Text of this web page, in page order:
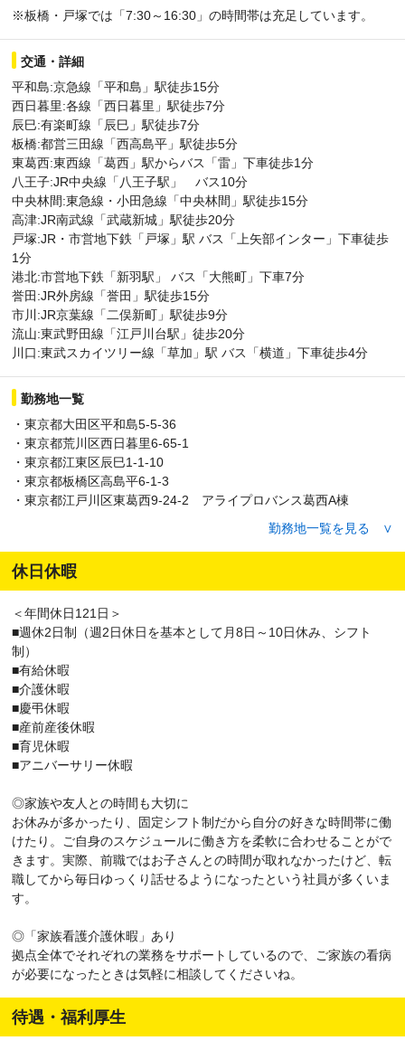
※板橋・戸塚では「7:30～16:30」の時間帯は充足しています。
交通・詳細
平和島:京急線「平和島」駅徒歩15分
西日暮里:各線「西日暮里」駅徒歩7分
辰巳:有楽町線「辰巳」駅徒歩7分
板橋:都営三田線「西高島平」駅徒歩5分
東葛西:東西線「葛西」駅からバス「雷」下車徒歩1分
八王子:JR中央線「八王子駅」 バス10分
中央林間:東急線・小田急線「中央林間」駅徒歩15分
高津:JR南武線「武蔵新城」駅徒歩20分
戸塚:JR・市営地下鉄「戸塚」駅 バス「上矢部インター」下車徒歩
1分
港北:市営地下鉄「新羽駅」 バス「大熊町」下車7分
誉田:JR外房線「誉田」駅徒歩15分
市川:JR京葉線「二俣新町」駅徒歩9分
流山:東武野田線「江戸川台駅」徒歩20分
川口:東武スカイツリー線「草加」駅 バス「横道」下車徒歩4分
勤務地一覧
・東京都大田区平和島5-5-36
・東京都荒川区西日暮里6-65-1
・東京都江東区辰巳1-1-10
・東京都板橋区高島平6-1-3
・東京都江戸川区東葛西9-24-2 アライプロバンス葛西A棟
・神奈川県川崎市高津区下野毛2-14-1
・神奈川県横浜市戸塚区上矢部町284ｰ12
・神奈川県横浜市都筑区川向町807
・千葉県千葉市緑区誉田町2丁目27-142-27-14
・千葉県市川市二俣678-55 ESR市川ディストリビューションセ
ンター
・千葉県流山市森のロジスティクスパーク2-55-１ ALFALINK流山6
・埼玉県川口市大字峯91-1
勤務地一覧を見る ∨
休日休暇
＜年間休日121日＞
■週休2日制（週2日休日を基本として月8日～10日休み、シフト
制）
■有給休暇
■介護休暇
■慶弔休暇
■産前産後休暇
■育児休暇
■アニバーサリー休暇
◎家族や友人との時間も大切に
お休みが多かったり、固定シフト制だから自分の好きな時間帯に働
けたり。ご自身のスケジュールに働き方を柔軟に合わせることがで
きます。実際、前職ではお子さんとの時間が取れなかったけど、転
職してから毎日ゆっくり話せるようになったという社員が多くいま
す。
◎「家族看護介護休暇」あり
拠点全体でそれぞれの業務をサポートしているので、ご家族の看病
が必要になったときは気軽に相談してくださいね。
待遇・福利厚生